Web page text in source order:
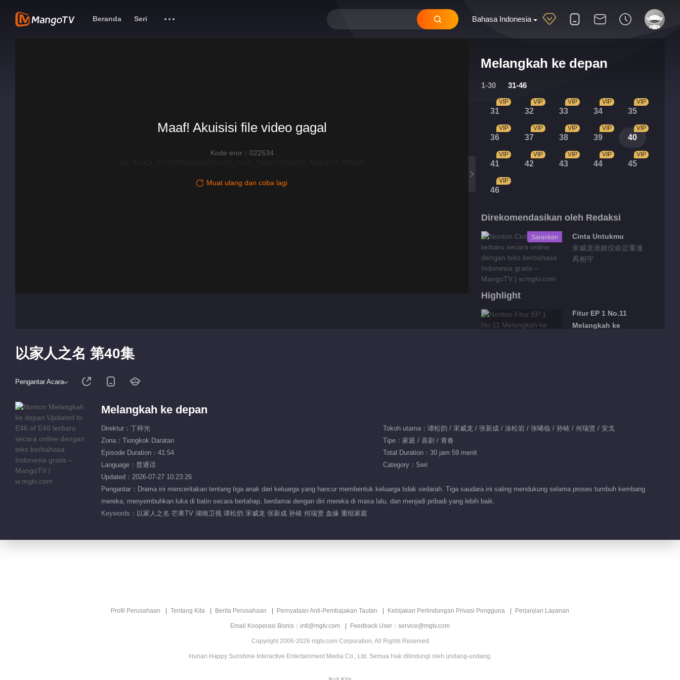
Bahasa Indonesia
Beranda Seri
Melangkah ke depan
1-30 31-46
31
VIP
32
VIP
33
VIP
34
VIP
35
VIP
36
VIP
37
VIP
38
VIP
39
VIP
40
VIP
41
VIP
42
VIP
43
VIP
44
VIP
45
VIP
46
VIP
Direkomendasikan oleh Redaksi
Sarankan
Cinta Untukmu
宋威龙张婧仪命定重逢
再相守
Highlight
Fitur EP 1 No.11
Melangkah ke
Melangkah ke
Melangkah ke
00:24
Maaf! Akuisisi file video gagal
Kode eror：022534
Muat ulang dan coba lagi
以家人之名 第40集
Pengantar Acara
Melangkah ke depan
Direktur：丁梓光
Tokoh utama：谭松韵 / 宋威龙 / 张新成 / 涂松岩 / 张晞临 / 孙铱 / 何瑞贤 / 安戈
Zona：Tiongkok Daratan
Tipe：家庭 / 喜剧 / 青春
Episode Duration：41:54
Total Duration：30 jam 59 menit
Language：普通话
Category：Seri
Updated：2026-07-27 10:23:26
Pengantar：Drama ini menceritakan tentang tiga anak dari keluarga yang hancur membentuk keluarga tidak sedarah. Tiga saudara ini saling mendukung selama proses tumbuh kembang
mereka, menyembuhkan luka di batin secara bertahap, berdamai dengan diri mereka di masa lalu, dan menjadi pribadi yang lebih baik.
Keywords： 以家人之名 芒果TV 湖南卫视 谭松韵 宋威龙 张新成 孙铱 何瑞贤 血缘 重组家庭
Profil Perusahaan Tentang Kita Berita Perusahaan Pernyataan Anti-Pembajakan Tautan Kebijakan Perlindungan Privasi Pengguna Perjanjian Layanan
Email Kooperasi Bisnis：intl@mgtv.com Feedback User：service@mgtv.com
Copyright 2006-2026 mgtv.com Corporation, All Rights Reserved
Hunan Happy Sunshine Interactive Entertainment Media Co., Ltd. Semua Hak dilindungi oleh undang-undang.